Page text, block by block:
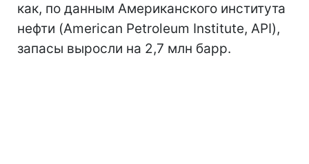
как, по данным Американского института
нефти (American Petroleum Institute, API),
запасы выросли на 2,7 млн барр.